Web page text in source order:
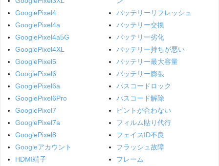
GooglePixel4
GooglePixel4a
GooglePixel4a5G
GooglePixel4XL
GooglePixel5
GooglePixel6
GooglePixel6a
GooglePixel6Pro
GooglePixel7
GooglePixel7a
GooglePixel8
Googleアカウント
HDMI端子
バッテリーリフレッシュ
バッテリー交換
バッテリー劣化
バッテリー持ちが悪い
バッテリー最大容量
バッテリー膨張
パスコードロック
パスコード解除
ピントが合わない
フィルム貼り代行
フェイスID不良
フラッシュ故障
フレーム